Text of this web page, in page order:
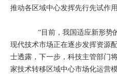
推动各区域中心发挥先行先试作用
“目前，我国适应新形势的
现代技术市场正在逐步发挥资源
士透露，下一步，科技主管部门
家技术转移区域中心市场化运营